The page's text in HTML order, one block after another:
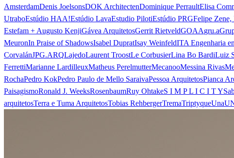
AmsterdamDenis JoelsonsDOK ArchitectenDominique PerraultElisa
UtraboEstúdio HAA!Estúdio LavaEstudio PilotiEstúdio PRGFelipe
Estefam + Augusto KenjiGávea ArquitetosGerrit RietveldGOAAgru.a
MeuronIn Praise of ShadowsIsabel DupratIsay WeinfeldITA Engenharia
CorvalánJPG.ARQLajedoLaurent TroostLe CorbusierLina Bo BardiLuiz
FerrettiMarianne LardilleuxMatheus PerelmutterMecanooMessina Rivas
RochaPedro KokPedro Paulo de Mello SaraivaPessoa ArquitetosPianca
PaisagismoRonald J. WeeksRosenbaumRuy OhtakeS I M P L I C I T Y
arquitetosTerra e Tuma ArquitetosTobias RehbergerTremaTriptyqueUna